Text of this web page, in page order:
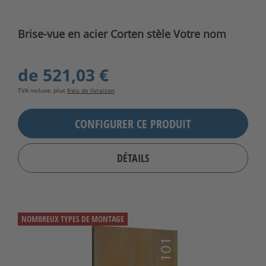
Brise-vue en acier Corten stèle Votre nom
de 521,03 €
TVA incluse, plus frais de livraison
CONFIGURER CE PRODUIT
DÉTAILS
NOMBREUX TYPES DE MONTAGE